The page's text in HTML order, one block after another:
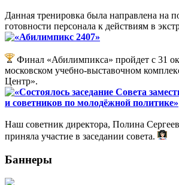
Данная тренировка была направлена на
готовности персонала к действиям в
«Абилимпикс 2407»
Финал «Абилимпикса» пройдет с 31
московском учебно-выставочном
Центр».
«Состоялось заседание Совета
и советников по молодёжной политике»
Наш советник директора, Полина
приняла участие в заседании совета.
Баннеры